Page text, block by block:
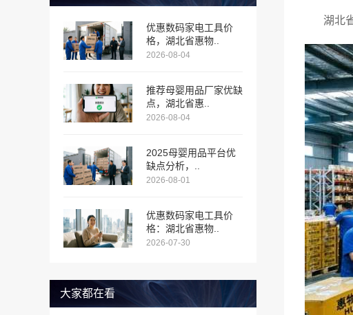
优惠数码家电工具价
格，湖北省惠物..
2026-08-04
推荐母婴用品厂家优缺
点，湖北省惠..
2026-08-04
2025母婴用品平台优
缺点分析，..
2026-08-01
优惠数码家电工具价
格：湖北省惠物..
2026-07-30
大家都在看
湖北